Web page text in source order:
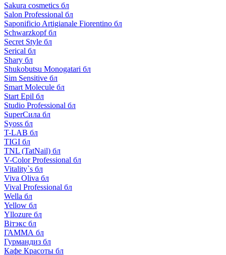
Sakura cosmetics бл
Salon Professional бл
Saponificio Artigianale Fiorentino бл
Schwarzkopf бл
Secret Style бл
Serical бл
Shary бл
Shukobutsu Monogatari бл
Sim Sensitive бл
Smart Molecule бл
Start Epil бл
Studio Professional бл
SuperСила бл
Syoss бл
T-LAB бл
TIGI бл
TNL (TatNail) бл
V-Color Professional бл
Vitality`s бл
Viva Oliva бл
Vival Professional бл
Wella бл
Yellow бл
Yllozure бл
Вiтэкс бл
ГАММА бл
Гурмандиз бл
Кафе Красоты бл